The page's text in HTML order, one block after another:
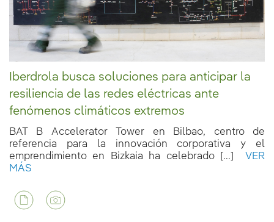
Iberdrola busca soluciones para anticipar la
resiliencia de las redes eléctricas ante
fenómenos climáticos extremos
BAT B Accelerator Tower en Bilbao, centro de
referencia para la innovación corporativa y el
emprendimiento en Bizkaia ha celebrado [...]
VER
MÁS